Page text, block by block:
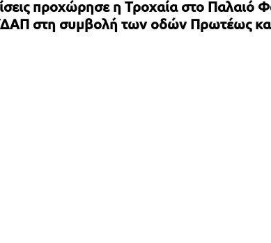
προχώρησε η Τροχαία στο Παλαιό
στη συμβολή των οδών Πρωτέως